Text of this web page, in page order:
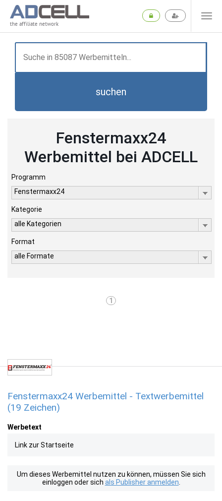
the affiliate network
suchen
Fenstermaxx24
Werbemittel bei ADCELL
Programm
Fenstermaxx24
Kategorie
alle Kategorien
Format
alle Formate
1
Fenstermaxx24 Werbemittel - Textwerbemittel
(19 Zeichen)
Werbetext
Link zur Startseite
Um dieses Werbemittel nutzen zu können, müssen Sie sich
einloggen oder sich als Publisher anmelden